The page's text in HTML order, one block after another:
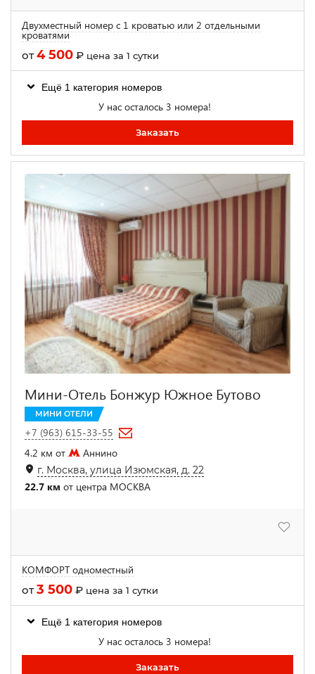
Двухместный номер с 1 кроватью или 2 отдельными
кроватями
от4 500 ₽ цена за 1 сутки
Ещё 1 категория номеров
У нас осталось 3 номера!
Заказать
Мини-Отель Бонжур Южное Бутово
МИНИ ОТЕЛИ
+7 (963) 615-33-55
4.2 км от
Аннино
г. Москва, улица Изюмская, д. 22
22.7 км от центра МОСКВА
КОМФОРТ одноместный
от3 500 ₽ цена за 1 сутки
Ещё 1 категория номеров
У нас осталось 3 номера!
Заказать